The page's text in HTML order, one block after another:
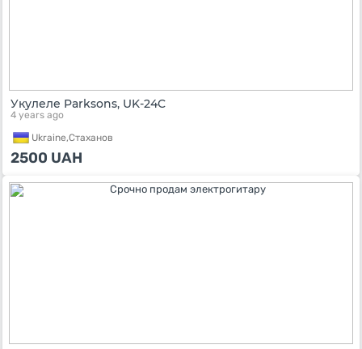
Укулеле Parksons, UK-24C
4 years ago
Ukraine,Стаханов
2500 UAH